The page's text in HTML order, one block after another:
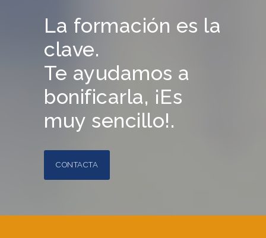
La formación es la
clave.
Te ayudamos a
bonificarla, ¡Es
muy sencillo!.
CONTACTA